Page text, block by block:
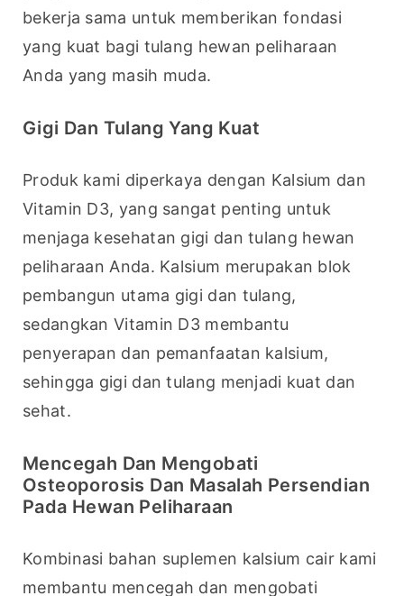
bekerja sama untuk memberikan fondasi
yang kuat bagi tulang hewan peliharaan
Anda yang masih muda.
Gigi Dan Tulang Yang Kuat
Produk kami diperkaya dengan Kalsium dan
Vitamin D3, yang sangat penting untuk
menjaga kesehatan gigi dan tulang hewan
peliharaan Anda. Kalsium merupakan blok
pembangun utama gigi dan tulang,
sedangkan Vitamin D3 membantu
penyerapan dan pemanfaatan kalsium,
sehingga gigi dan tulang menjadi kuat dan
sehat.
Mencegah Dan Mengobati
Osteoporosis Dan Masalah Persendian
Pada Hewan Peliharaan
Kombinasi bahan suplemen kalsium cair kami
membantu mencegah dan mengobati